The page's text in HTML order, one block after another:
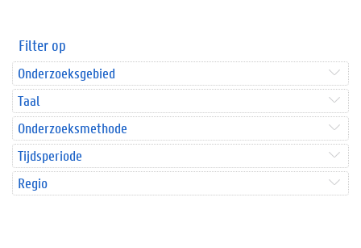
Filter op
Onderzoeksgebied
Taal
Onderzoeksmethode
Tijdsperiode
Regio